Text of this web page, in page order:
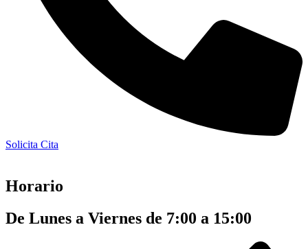
Solicita Cita
Horario
De Lunes a Viernes de 7:00 a 15:00